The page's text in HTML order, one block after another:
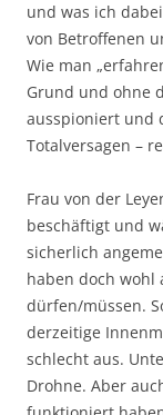
und was ich
von Betroffenen
Wie man
Grund und ohne
ausspioniert und
Totalversagen –
Frau von der
beschäftigt und
sicherlich
haben doch wohl
dürfen/müssen.
derzeitige
schlecht aus.
Drohne. Aber